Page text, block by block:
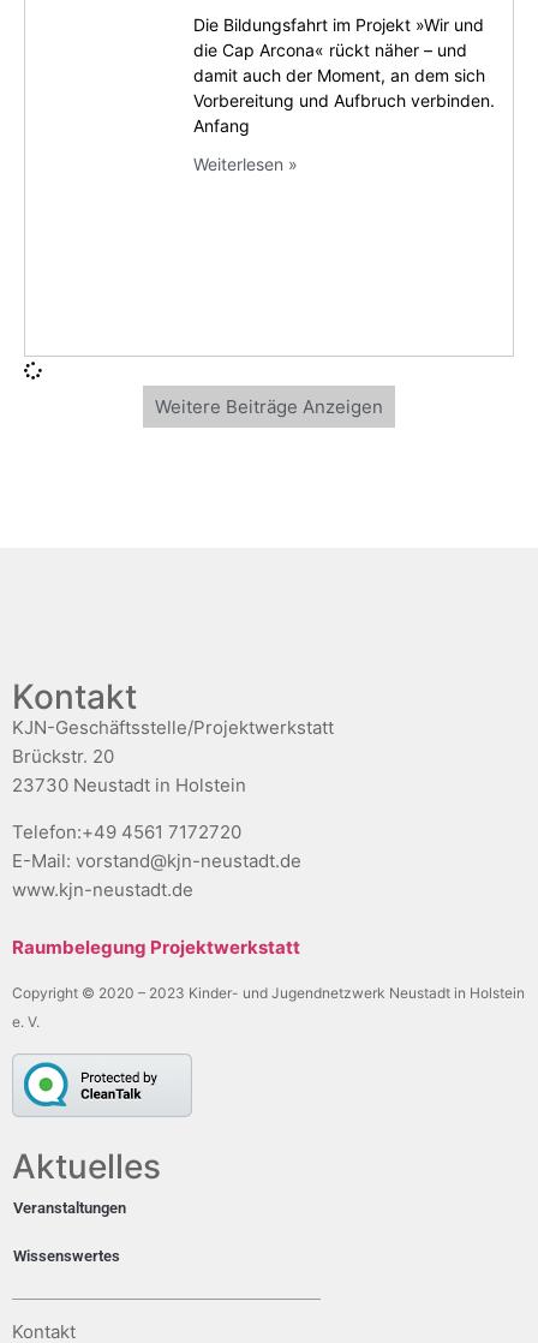
Die Bildungsfahrt im Projekt »Wir und
die Cap Arcona« rückt näher – und
damit auch der Moment, an dem sich
Vorbereitung und Aufbruch verbinden.
Anfang
Weiterlesen »
Weitere Beiträge Anzeigen
Kontakt
KJN-Geschäftsstelle/Projektwerkstatt
Brückstr. 20
23730 Neustadt in Holstein
Telefon:+49 4561 7172720
E-Mail: vorstand@kjn-neustadt.de
www.kjn-neustadt.de
Raumbelegung Projektwerkstatt
Copyright © 2020 – 2023 Kinder- und Jugendnetzwerk Neustadt in Holstein
e. V.
Aktuelles
Veranstaltungen
Wissenswertes
Kontakt